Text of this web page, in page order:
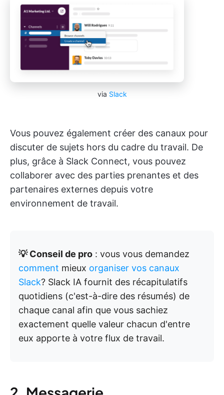
via Slack
Vous pouvez également créer des canaux pour
discuter de sujets hors du cadre du travail. De
plus, grâce à Slack Connect, vous pouvez
collaborer avec des parties prenantes et des
partenaires externes depuis votre
environnement de travail.
💡 Conseil de pro : vous vous demandez
comment mieux organiser vos canaux
Slack? Slack IA fournit des récapitulatifs
quotidiens (c'est-à-dire des résumés) de
chaque canal afin que vous sachiez
exactement quelle valeur chacun d'entre
eux apporte à votre flux de travail.